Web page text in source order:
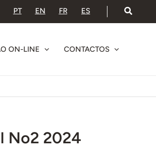
PT EN FR ES
ON-LINE CONTACTOS
No2 2024